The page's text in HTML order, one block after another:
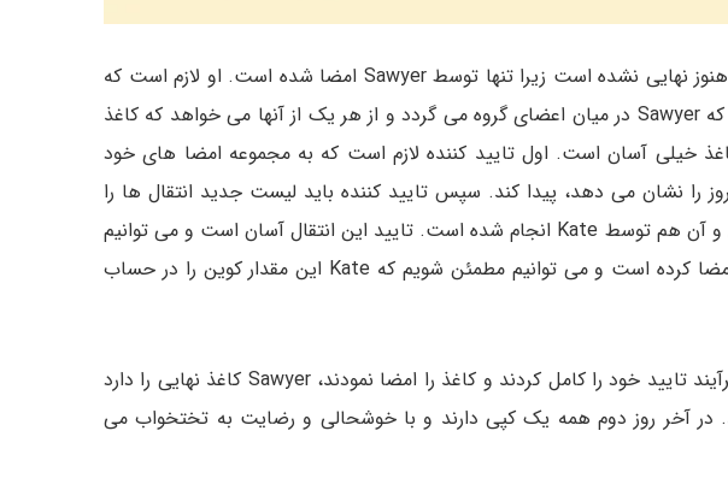
این کاغذی که Sawyer تدوین کرده هنوز نهایی نشده است زیرا تنها توسط Sawyer امضا شده است. او لازم است که
امضا های بیشتری را جمع آوری کند که Sawyer در میان اعضای گروه می گردد و از هر یک از آنها می خواهد که کاغذ
کاغذ خیلی آسان است. اول تایید کننده لازم است که به مجموعه امضا های خود
را نشان می دهد، پیدا کند. سپس تایید کننده باید لیست جدید انتقال ها را
نگاه کند. در این مورد تنها یک انتقال و آن هم توسط Kate انجام شده است. تایید این انتقال آسان است و می توانیم
مطمئن شویم که واقعا Kate آن را امضا کرده است و می توانیم مطمئن شویم که Kate این مقدار کوین را در حساب
زمانی که هر یک از ساکنان جزیره، فرآیند تایید خود را کامل کردند و کاغذ را امضا نمودند، Sawyer کاغذ نهایی را دارد
آخر روز دوم همه یک کپی دارند و با خوشحالی و رضایت به تختخواب می